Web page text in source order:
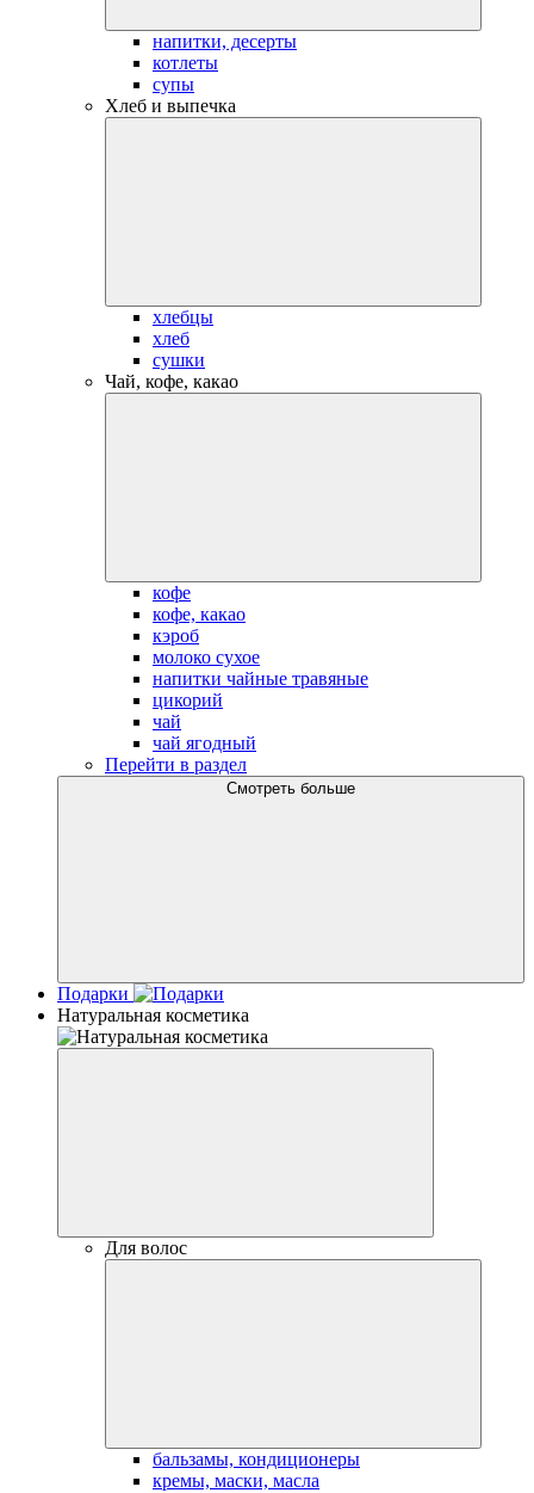
напитки, десерты
котлеты
супы
Хлеб и выпечка
хлебцы
хлеб
сушки
Чай, кофе, какао
кофе
кофе, какао
кэроб
молоко сухое
напитки чайные травяные
цикорий
чай
чай ягодный
Перейти в раздел
Смотреть больше
Подарки
Натуральная косметика
Для волос
бальзамы, кондиционеры
кремы, маски, масла